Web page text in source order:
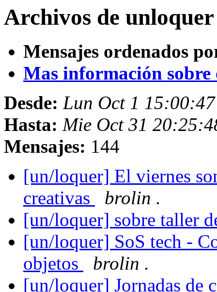
Archivos de
Mensajes ordenados
Mas información sobre
Desde: Lun Oct 1
Hasta: Mie Oct 31
Mensajes: 144
[un/loquer] El viernes
creativas
brolin .
[un/loquer] sobre taller
[un/loquer] SoS tech -
objetos
brolin .
[un/loquer] Jornadas de